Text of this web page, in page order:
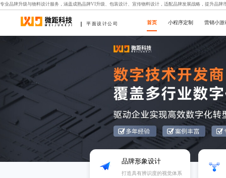
专业品牌升级与物料设计服务，涵盖成熟品牌VI升级、包装设计、宣传物料设计，适配品牌发展战略，提升品牌
平面设计公司 首页 小程序定制 营销小游
品牌形象设计
打造具有辨识度的视觉体系